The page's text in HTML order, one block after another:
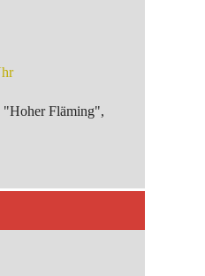
Fläming",